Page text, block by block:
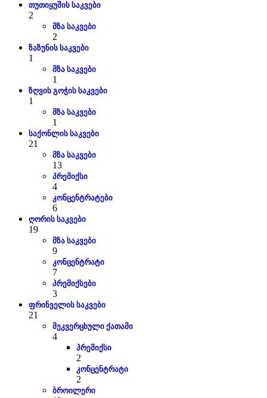
თუთიყუშის საკვები
2
მზა საკვები
2
ზაზუნის საკვები
1
მზა საკვები
1
ზღვის გოჭის საკვები
1
მზა საკვები
1
საქონლის საკვები
21
მზა საკვები
13
პრემიქსი
4
კონცენტრატები
6
ღორის საკვები
19
მზა საკვები
9
კონცენტრატი
7
პრემიქსები
3
ფრინველის საკვები
21
მეკვერცხული ქათამი
4
პრემიქსი
2
კონცენტრატი
2
ბროილერი